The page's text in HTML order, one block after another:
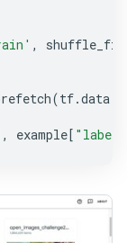
,
(tf.data
example[ "label"